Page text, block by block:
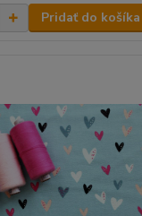
Pridať do košíka